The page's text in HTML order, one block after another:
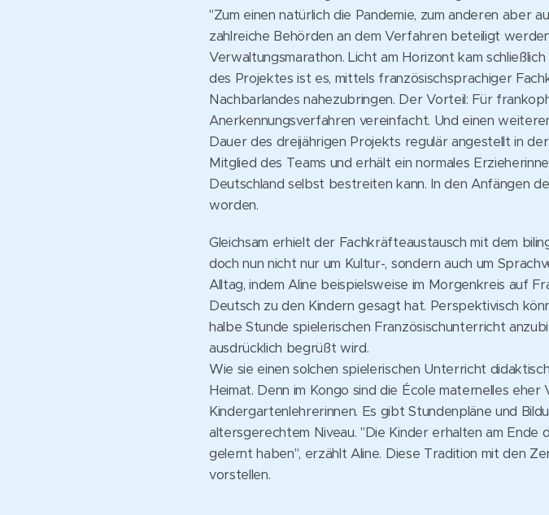
"Zum einen natürlich die Pandemie, zum anderen aber
zahlreiche Behörden an dem Verfahren beteiligt
Verwaltungsmarathon. Licht am Horizont kam
des Projektes ist es, mittels französischsprachiger
Nachbarlandes nahezubringen. Der Vorteil: Für
Anerkennungsverfahren vereinfacht. Und einen
Dauer des dreijährigen Projekts regulär angestellt in
Mitglied des Teams und erhält ein normales
Deutschland selbst bestreiten kann. In den Anfängen
worden.
Gleichsam erhielt der Fachkräfteaustausch mit dem
doch nun nicht nur um Kultur-, sondern auch um
Alltag, indem Aline beispielsweise im Morgenkreis auf
Deutsch zu den Kindern gesagt hat. Perspektivisch
halbe Stunde spielerischen Französischunterricht
ausdrücklich begrüßt wird.
Wie sie einen solchen spielerischen Unterricht
Heimat. Denn im Kongo sind die École maternelles
Kindergartenlehrerinnen. Es gibt Stundenpläne und
altersgerechtem Niveau. "Die Kinder erhalten am Ende
gelernt haben", erzählt Aline. Diese Tradition mit den
vorstellen.